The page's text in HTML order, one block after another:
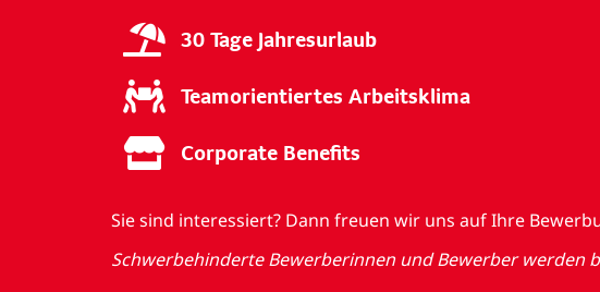
30 Tage Jahresurlaub
Teamorientiertes Arbeitsklima
Corporate Benefits
Sie sind interessiert? Dann freuen wir uns auf Ihre
Schwerbehinderte Bewerberinnen und Bewerber werden